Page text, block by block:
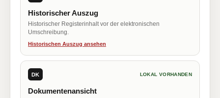
Historischer Auszug
Historischer Registerinhalt vor der elektronischen
Umschreibung.
Historischen Auszug ansehen
DK LOKAL VORHANDEN
Dokumentenansicht